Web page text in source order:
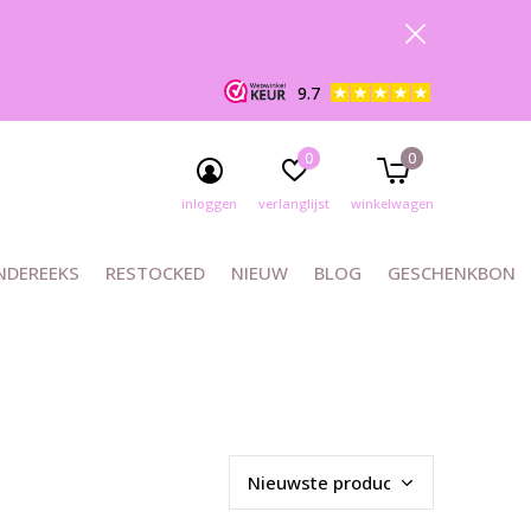
RESTOCKED NIEUW BLOG GESCHENKBON
inloggen verlanglijst
0
winkelwagen
0
9.7